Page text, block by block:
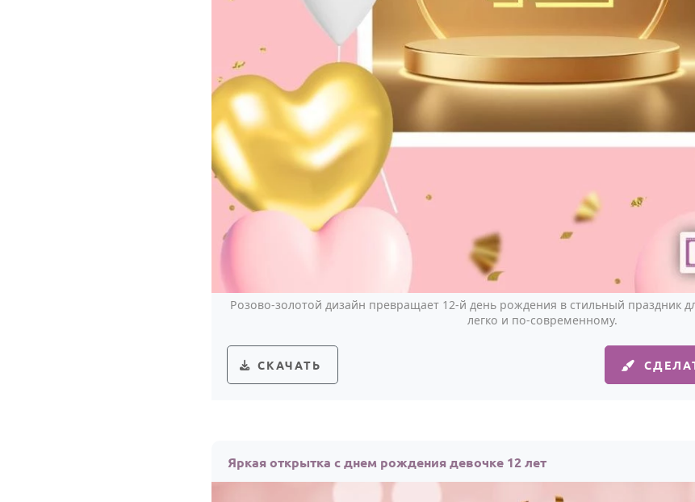
Розово-золотой дизайн превращает 12-й день рождения в стильный праздник
легко и по-современному.
СКАЧАТЬ
Яркая открытка с днем рождения девочке 12 лет